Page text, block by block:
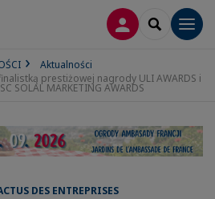
LOGOWANIE
SEARCH
Aktualności
prestiżowej nagrody ULI AWARDS i
SOLAL MARKETING AWARDS
DES ENTREPRISES